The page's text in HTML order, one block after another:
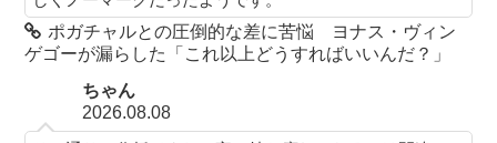
ポガチャルとの圧倒的な差に苦悩 ヨナス・ヴィン
ゲゴーが漏らした「これ以上どうすればいいんだ？」
ちゃん
2026.08.08